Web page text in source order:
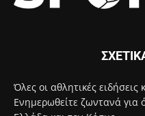
Όλες οι αθλητικές ειδήσεις
Ενημερωθείτε ζωντανά για